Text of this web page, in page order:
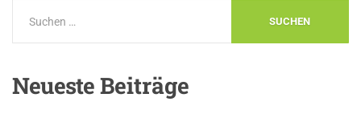
NeuesteBeiträge